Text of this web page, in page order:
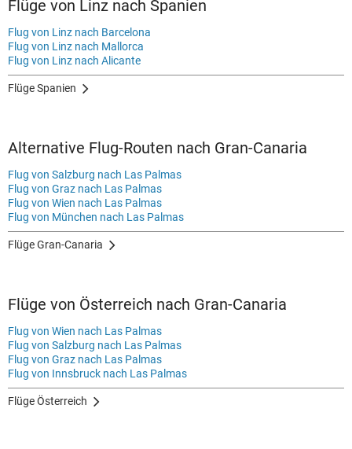
Flüge von Linz nach Spanien
Flug von Linz nach Barcelona
Flug von Linz nach Mallorca
Flug von Linz nach Alicante
Flüge Spanien
Alternative Flug-Routen nach Gran-Canaria
Flug von Salzburg nach Las Palmas
Flug von Graz nach Las Palmas
Flug von Wien nach Las Palmas
Flug von München nach Las Palmas
Flüge Gran-Canaria
Flüge von Österreich nach Gran-Canaria
Flug von Wien nach Las Palmas
Flug von Salzburg nach Las Palmas
Flug von Graz nach Las Palmas
Flug von Innsbruck nach Las Palmas
Flüge Österreich